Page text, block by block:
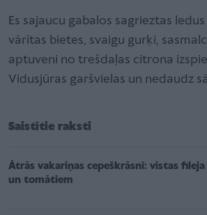
Es sajaucu gabalos sagrieztas
vārītas bietes, svaigu gurķi,
aptuveni no trešdaļas citrona
Vidusjūras garšvielas un nedaudz
Saistītie raksti
Ātrās vakariņas cepeškrāsnī: vistas fileja
un tomātiem